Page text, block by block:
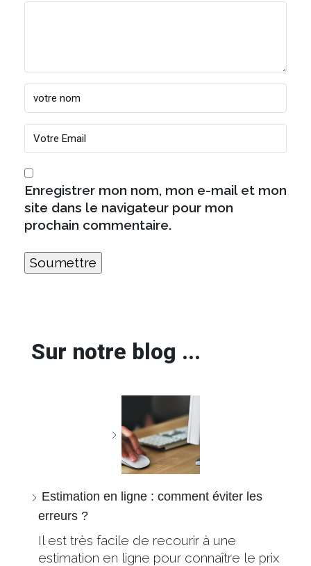
Enregistrer mon nom, mon e-mail et mon
site dans le navigateur pour mon
prochain commentaire.
Sur notre blog ...
Estimation en ligne : comment éviter les
erreurs ?
Il est très facile de recourir à une
estimation en ligne pour connaître le prix